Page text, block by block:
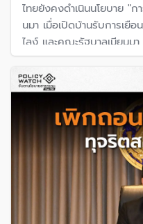
ไทยยังคงดำเนินนโยบาย "
นมา เมื่อเปิดบ้านรับการเยื
ไลง์ และคณะรัฐบาลเมียน
ร่วมมือแรงงาน-การจัดกา
มีการตั้งคณะทำงานแก้ปัญห